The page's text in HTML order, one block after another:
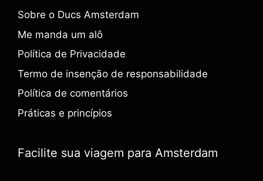
Sobre o Ducs Amsterdam
Me manda um alô
Política de Privacidade
Termo de insenção de responsabilidade
Política de comentários
Práticas e princípios
Facilite sua viagem para Amsterdam